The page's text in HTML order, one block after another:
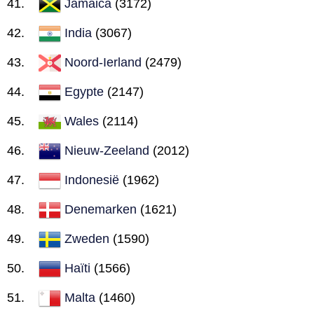
Jamaica (3172)
India (3067)
Noord-Ierland (2479)
Egypte (2147)
Wales (2114)
Nieuw-Zeeland (2012)
Indonesië (1962)
Denemarken (1621)
Zweden (1590)
Haïti (1566)
Malta (1460)